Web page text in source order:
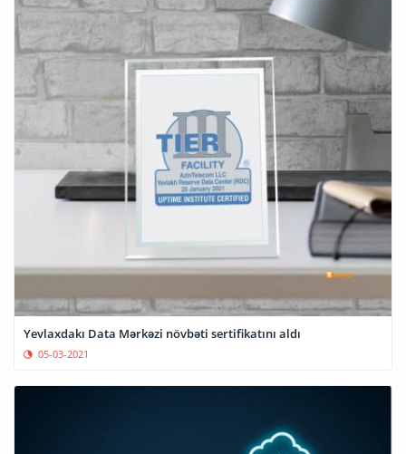
Yevlaxdakı Data Mərkəzi növbəti sertifikatını aldı
05-03-2021